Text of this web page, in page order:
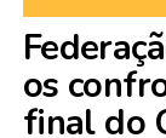
os
final do